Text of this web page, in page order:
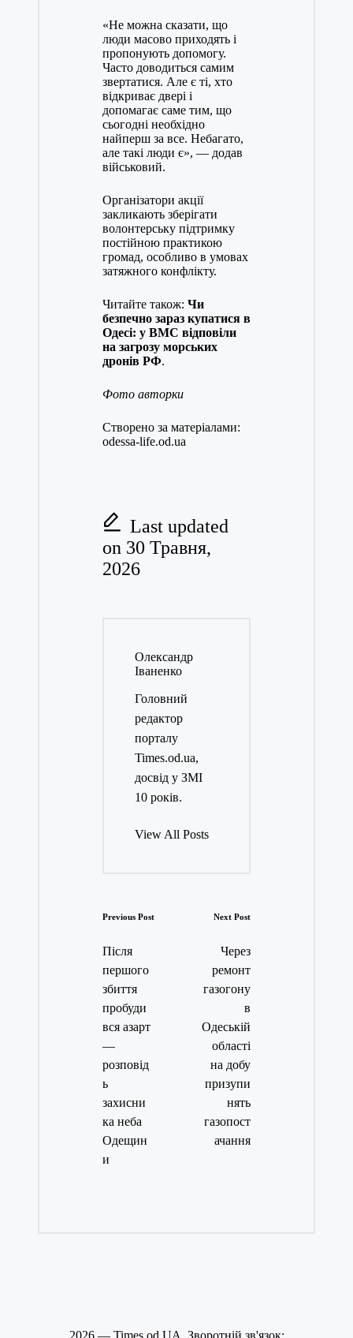
«Не можна сказати, що
люди масово приходять і
пропонують допомогу.
Часто доводиться самим
звертатися. Але є ті, хто
відкриває двері і
допомагає саме тим, що
сьогодні необхідно
найперш за все. Небагато,
але такі люди є», — додав
військовий.
Організатори акції
закликають зберігати
волонтерську підтримку
постійною практикою
громад, особливо в умовах
затяжного конфлікту.
Читайте також: Чи
безпечно зараз купатися в
Одесі: у ВМС відповіли
на загрозу морських
дронів РФ.
Фото авторки
Створено за матеріалами:
odessa-life.od.ua
Last updated
on 30 Травня,
2026
Олександр
Іваненко
Головний
редактор
порталу
Times.od.ua,
досвід у ЗМІ
10 років.
View All Posts
Post
navigation
Previous Post
Після
першого
збиття
пробуди
вся азарт
—
розповід
ь
захисни
ка неба
Одещин
и
Next Post
Через
ремонт
газогону
в
Одеській
області
на добу
призупи
нять
газопост
ачання
2026 — Times.od.UA. Зворотній зв'язок: